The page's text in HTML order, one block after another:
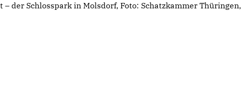
der Schlosspark in Molsdorf, Foto: Schatzkammer Thüringen,